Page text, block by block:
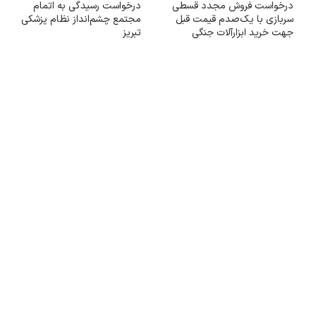
درخواست فروش مجدد قسطی
سربازی با یک‌صدم قیمت قبل
جهت خرید ابزارآلات جنگی
درخواست رسیدگی به اتمام
مجتمع چشم‌انداز نظام پزشکی
تبریز